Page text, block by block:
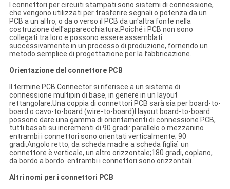
I connettori per circuiti stampati sono sistemi di connessione,
che vengono utilizzati per trasferire segnali o potenza da un
PCB a un altro, o da o verso il PCB da un'altra fonte nella
costruzione dell'apparecchiatura.Poiché i PCB non sono
collegati tra loro e possono essere assemblati
successivamente in un processo di produzione, fornendo un
metodo semplice di progettazione per la fabbricazione.
Orientazione del connettore PCB
Il termine PCB Connector si riferisce a un sistema di
connessione multipin di base, in genere in un layout
rettangolare.Una coppia di connettori PCB sarà sia per board-to-
board o cavo-to-board (wire-to-board)I layout board-to-board
possono dare una gamma di orientamenti di connessione PCB,
tutti basati su incrementi di 90 gradi: parallelo o mezzanino
entrambi i connettori sono orientati verticalmente; 90
gradi,Angolo retto, da scheda madre a scheda figlia ̇ un
connettore è verticale, un altro orizzontale;180 gradi, coplano,
da bordo a bordo ̇ entrambi i connettori sono orizzontali.
Altri nomi per i connettori PCB